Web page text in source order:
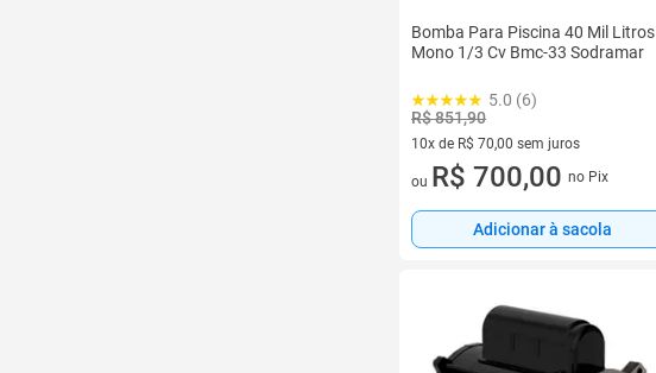
Bomba Para Piscina 40 Mil Litros
Mono 1/3 Cv Bmc-33 Sodramar
5.0 (6)
R$ 851,90
10x de R$ 70,00 sem juros
10 vez de R$ 70,00 sem juros
ou R$ 700,00 no Pix
Adicionar à sacola